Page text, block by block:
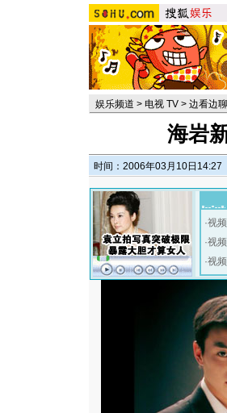
娱乐频道 > 电视 TV > 边看边聊
海岩
时间：2006年03月10日14:27
·视
·视
·视